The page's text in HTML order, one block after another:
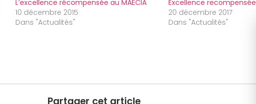
L’excellence récompensée au MAECIA
10 décembre 2015
Dans "Actualités"
Excellence recompensée
20 décembre 2017
Dans "Actualités"
Partager cet article